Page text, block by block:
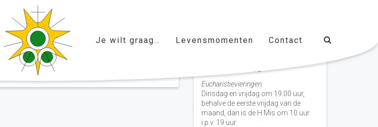
Je wilt graag… Levensmomenten Contact
Vieringen door de week
H. Nicolaas Baarn
Eucharistievieringen:
Dinsdag en vrijdag om 19.00 uur,
behalve de eerste vrijdag van de
maand, dan is de H Mis om 10 uur
i.p.v. 19 uur